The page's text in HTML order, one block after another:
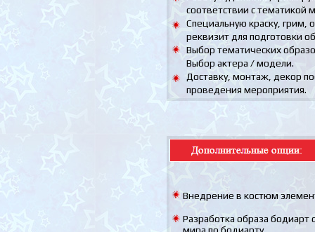
Внедрение в костюм
Разработка образа бодиарт
соответствии с тематикой
Специальную краску, грим,
реквизит для подготовки
Выбор тематических
Выбор актера / модели.
Доставку, монтаж, декор
проведения мероприятия.